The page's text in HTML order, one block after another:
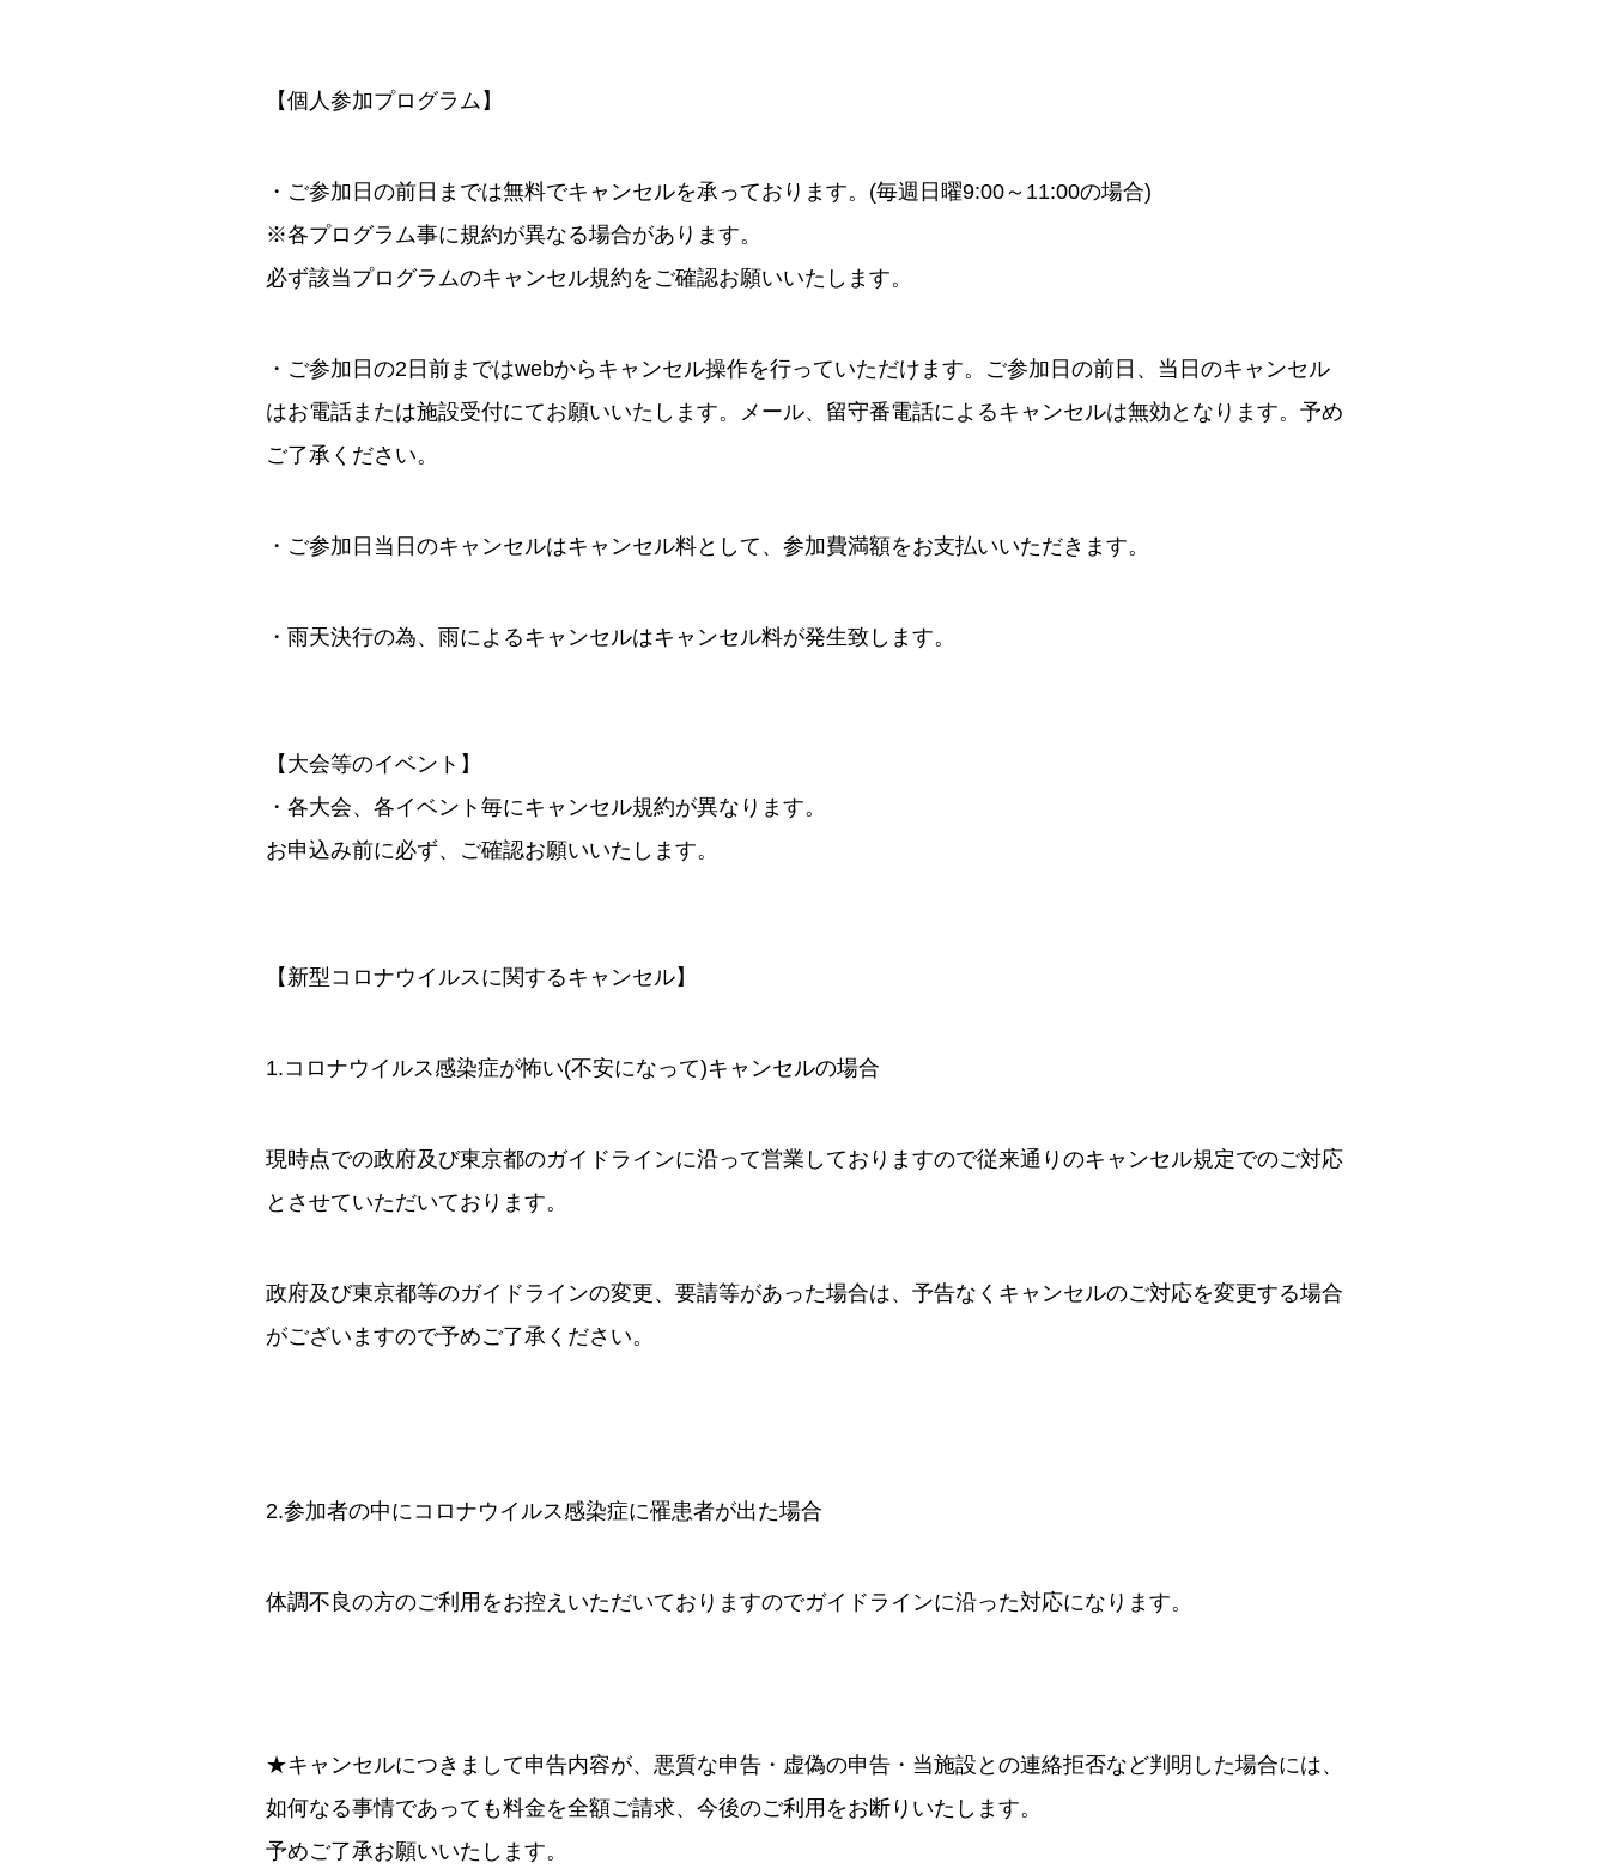
【個人参加プログラム】
・ご参加日の前日までは無料でキャンセルを承っております。(毎週日曜9:00～11:00の場合)
※各プログラム事に規約が異なる場合があります。
必ず該当プログラムのキャンセル規約をご確認お願いいたします。
・ご参加日の2日前まではwebからキャンセル操作を行っていただけます。ご参加日の前日、当日のキャンセル
はお電話または施設受付にてお願いいたします。メール、留守番電話によるキャンセルは無効となります。予め
ご了承ください。
・ご参加日当日のキャンセルはキャンセル料として、参加費満額をお支払いいただきます。
・雨天決行の為、雨によるキャンセルはキャンセル料が発生致します。
【大会等のイベント】
・各大会、各イベント毎にキャンセル規約が異なります。
お申込み前に必ず、ご確認お願いいたします。
【新型コロナウイルスに関するキャンセル】
1.コロナウイルス感染症が怖い(不安になって)キャンセルの場合
現時点での政府及び東京都のガイドラインに沿って営業しておりますので従来通りのキャンセル規定でのご対応
とさせていただいております。
政府及び東京都等のガイドラインの変更、要請等があった場合は、予告なくキャンセルのご対応を変更する場合
がございますので予めご了承ください。
2.参加者の中にコロナウイルス感染症に罹患者が出た場合
体調不良の方のご利用をお控えいただいておりますのでガイドラインに沿った対応になります。
★キャンセルにつきまして申告内容が、悪質な申告・虚偽の申告・当施設との連絡拒否など判明した場合には、
如何なる事情であっても料金を全額ご請求、今後のご利用をお断りいたします。
予めご了承お願いいたします。